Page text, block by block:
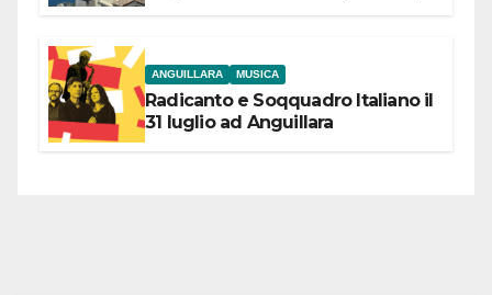
ANGUILLARA MUSICA
Radicanto e Soqquadro Italiano il
31 luglio ad Anguillara